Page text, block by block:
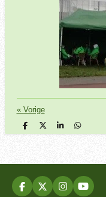
« Vorige
D
e
D
e
S
h
D
e
F
X
I
Y